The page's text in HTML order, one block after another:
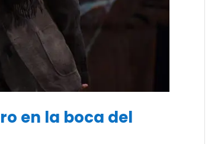
en la boca del